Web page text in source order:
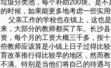
垃圾分类池，每个补助200块。是
的时候，如果能更多地考虑一些实
父亲工作的学校也在镇上，这也
来，大部分的教师都买了车。长沙
资，每个月的工资大概三千多，按
些教师应该算是小镇上日子过得比
育改革推行得比较早的地区，然而
不满。特别是当他们将自己的待遇